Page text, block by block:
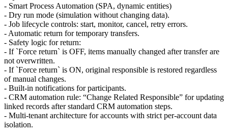
- Smart Process Automation (SPA, dynamic entities)
- Dry run mode (simulation without changing data).
- Job lifecycle controls: start, monitor, cancel, retry errors.
- Automatic return for temporary transfers.
- Safety logic for return:
- If `Force return` is OFF, items manually changed after transfer are
not overwritten.
- If `Force return` is ON, original responsible is restored regardless
of manual changes.
- Built-in notifications for participants.
- CRM automation rule: “Change Related Responsible” for updating
linked records after standard CRM automation steps.
- Multi-tenant architecture for accounts with strict per-account data
isolation.